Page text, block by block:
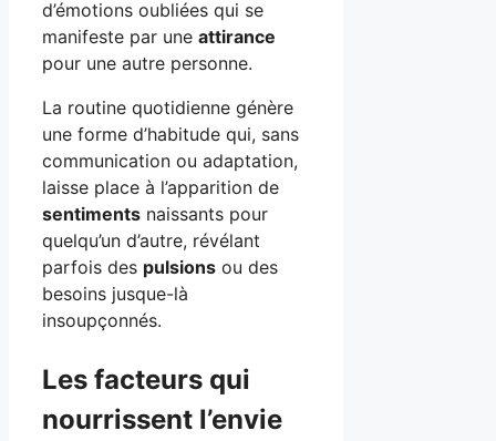
d’émotions oubliées qui se
manifeste par une attirance
pour une autre personne.
La routine quotidienne génère
une forme d’habitude qui, sans
communication ou adaptation,
laisse place à l’apparition de
sentiments naissants pour
quelqu’un d’autre, révélant
parfois des pulsions ou des
besoins jusque-là
insoupçonnés.
Les facteurs qui
nourrissent l’envie